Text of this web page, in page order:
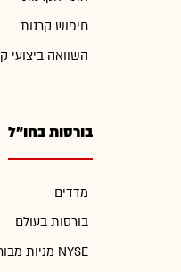
חיפוש קרנות
השוואה ביצועי
בורסות בחו"ל
מדדים
בורסות בעולם
מניות מבורסת NYSE